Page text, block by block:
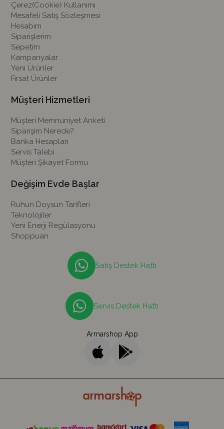
Çerez(Cookie) Kullanımı
Mesafeli Satış Sözleşmesi
Hesabım
Siparişlerim
Sepetim
Kampanyalar
Yeni Ürünler
Fırsat Ürünler
Müşteri Hizmetleri
Müşteri Memnuniyet Anketi
Siparişim Nerede?
Banka Hesapları
Servis Talebi
Müşteri Şikayet Formu
Değişim Evde Başlar
Ruhun Doysun Tarifleri
Teknolojiler
Yeni Enerji Regülasyonu
Shoppuan
Satış Destek Hattı
Servis Destek Hattı
Armarshop App